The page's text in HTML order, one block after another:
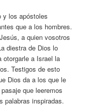
y los apóstoles
que a los hombres.
a quien vosotros
diestra de Dios lo
otorgarle a Israel la
Testigos de esto
Dios da a los que le
que leeremos
palabras inspiradas.